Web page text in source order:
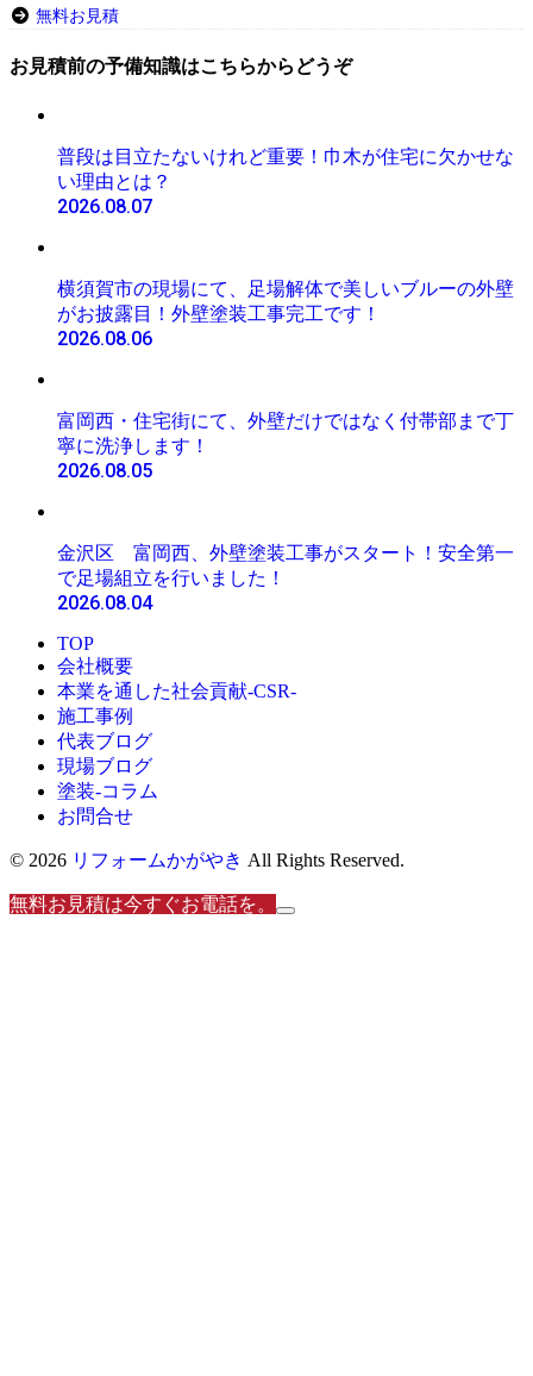
無料お見積
お見積前の予備知識はこちらからどうぞ
普段は目立たないけれど重要！巾木が住宅に欠かせな
い理由とは？
2026.08.07
横須賀市の現場にて、足場解体で美しいブルーの外壁
がお披露目！外壁塗装工事完工です！
2026.08.06
富岡西・住宅街にて、外壁だけではなく付帯部まで丁
寧に洗浄します！
2026.08.05
金沢区 富岡西、外壁塗装工事がスタート！安全第一
で足場組立を行いました！
2026.08.04
TOP
会社概要
本業を通した社会貢献-CSR-
施工事例
代表ブログ
現場ブログ
塗装-コラム
お問合せ
© 2026 リフォームかがやき All Rights Reserved.
無料お見積は今すぐお電話を。